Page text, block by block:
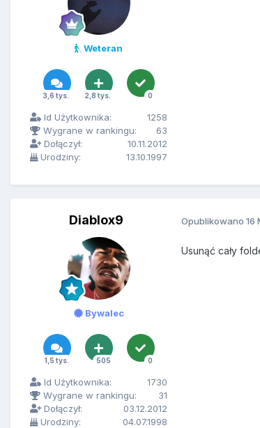
Weteran
3,6 tys. 2,8 tys. 0
Id Użytkownika:
1258
Wygrane w rankingu:
63
Dołączył:
10.11.2012
Urodziny:
13.10.1997
Diablox9
Bywalec
1,5 tys. 505 0
Id Użytkownika:
1730
Wygrane w rankingu:
31
Dołączył:
03.12.2012
Urodziny:
04.07.1998
Opublikowano 16
Usunąć cały